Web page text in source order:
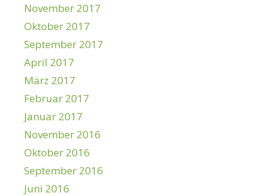
November 2017
Oktober 2017
September 2017
April 2017
März 2017
Februar 2017
Januar 2017
November 2016
Oktober 2016
September 2016
Juni 2016